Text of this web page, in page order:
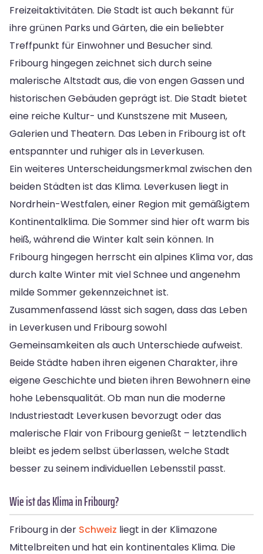
Freizeitaktivitäten. Die Stadt ist auch bekannt für
ihre grünen Parks und Gärten, die ein beliebter
Treffpunkt für Einwohner und Besucher sind.
Fribourg hingegen zeichnet sich durch seine
malerische Altstadt aus, die von engen Gassen und
historischen Gebäuden geprägt ist. Die Stadt bietet
eine reiche Kultur- und Kunstszene mit Museen,
Galerien und Theatern. Das Leben in Fribourg ist oft
entspannter und ruhiger als in Leverkusen.
Ein weiteres Unterscheidungsmerkmal zwischen den
beiden Städten ist das Klima. Leverkusen liegt in
Nordrhein-Westfalen, einer Region mit gemäßigtem
Kontinentalklima. Die Sommer sind hier oft warm bis
heiß, während die Winter kalt sein können. In
Fribourg hingegen herrscht ein alpines Klima vor, das
durch kalte Winter mit viel Schnee und angenehm
milde Sommer gekennzeichnet ist.
Zusammenfassend lässt sich sagen, dass das Leben
in Leverkusen und Fribourg sowohl
Gemeinsamkeiten als auch Unterschiede aufweist.
Beide Städte haben ihren eigenen Charakter, ihre
eigene Geschichte und bieten ihren Bewohnern eine
hohe Lebensqualität. Ob man nun die moderne
Industriestadt Leverkusen bevorzugt oder das
malerische Flair von Fribourg genießt – letztendlich
bleibt es jedem selbst überlassen, welche Stadt
besser zu seinem individuellen Lebensstil passt.
Wie ist das Klima in Fribourg?
Fribourg in der Schweiz liegt in der Klimazone
Mittelbreiten und hat ein kontinentales Klima. Die